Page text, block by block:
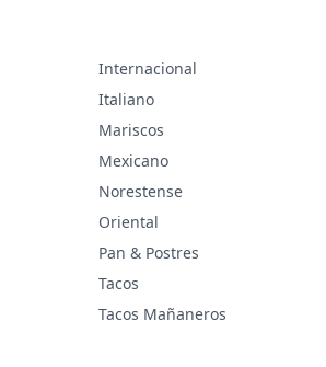
Internacional
Italiano
Mariscos
Mexicano
Norestense
Oriental
Pan & Postres
Tacos
Tacos Mañaneros